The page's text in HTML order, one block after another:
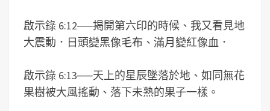
啟示錄 6:12──揭開第六印的時候、我又看見地
大震動．日頭變黑像毛布、滿月變紅像血．
啟示錄 6:13──天上的星辰墜落於地、如同無花
果樹被大風搖動、落下未熟的果子一樣。